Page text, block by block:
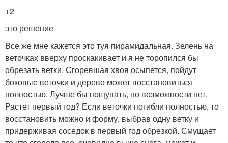
+2
это решение
Все же мне кажется это туя пирамидальная. Зелень на
веточках вверху проскакивает и я не торопился бы
обрезать ветки. Сгоревшая хвоя осыпется, пойдут
боковые веточки и дерево может восстановиться
полностью. Лучше бы пощупать, но возможности нет.
Растет первый год? Если веточки погибли полностью, то
восстановить можно и форму, выбрав одну ветку и
придерживая соседок в первый год обрезкой. Смущает